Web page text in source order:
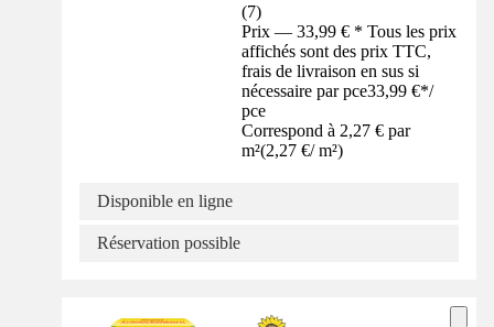
(7)
Prix — 33,99 € * Tous les prix
affichés sont des prix TTC,
frais de livraison en sus si
nécessaire par pce33,99 €*/
pce
Correspond à 2,27 € par
m²(2,27 €/ m²)
Disponible en ligne
Réservation possible